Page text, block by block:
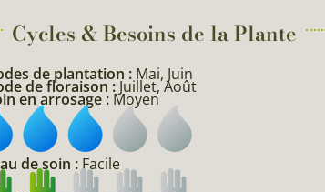
Cycles & Besoins de la Plante​
de plantation : Mai, Juin
de floraison : Juillet, Août
en arrosage : Moyen
de soin :Facile